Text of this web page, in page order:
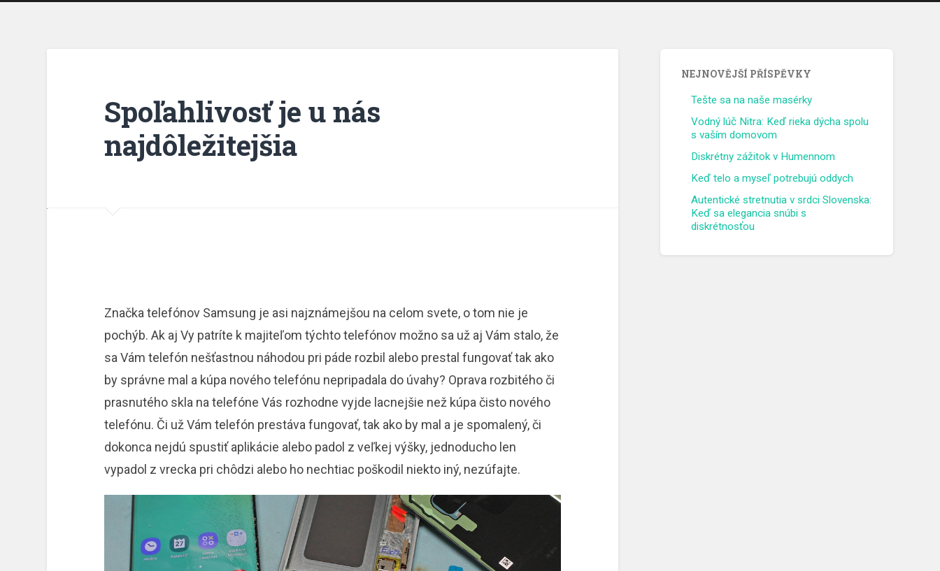
Spoľahlivosť je u nás
najdôležitejšia
Značka telefónov Samsung je asi najznámejšou na celom svete, o tom nie je
pochýb. Ak aj Vy patríte k majiteľom týchto telefónov možno sa už aj Vám stalo, že
sa Vám telefón nešťastnou náhodou pri páde rozbil alebo prestal fungovať tak ako
by správne mal a kúpa nového telefónu nepripadala do úvahy? Oprava rozbitého či
prasnutého skla na telefóne Vás rozhodne vyjde lacnejšie než kúpa čisto nového
telefónu. Či už Vám telefón prestáva fungovať, tak ako by mal a je spomalený, či
dokonca nejdú spustiť aplikácie alebo padol z veľkej výšky, jednoducho len
vypadol z vrecka pri chôdzi alebo ho nechtiac poškodil niekto iný, nezúfajte.
NEJNOVĚJŠÍ PŘÍSPĚVKY
Tešte sa na naše masérky
Vodný lúč Nitra: Keď rieka dýcha spolu
s vaším domovom
Diskrétny zážitok v Humennom
Keď telo a myseľ potrebujú oddych
Autentické stretnutia v srdci Slovenska:
Keď sa elegancia snúbi s
diskrétnosťou